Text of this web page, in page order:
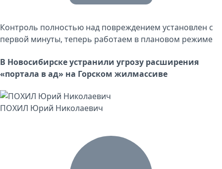
Контроль полностью над повреждением установлен с
первой минуты, теперь работаем в плановом режиме
В Новосибирске устранили угрозу расширения
«портала в ад» на Горском жилмассиве
ПОХИЛ Юрий Николаевич